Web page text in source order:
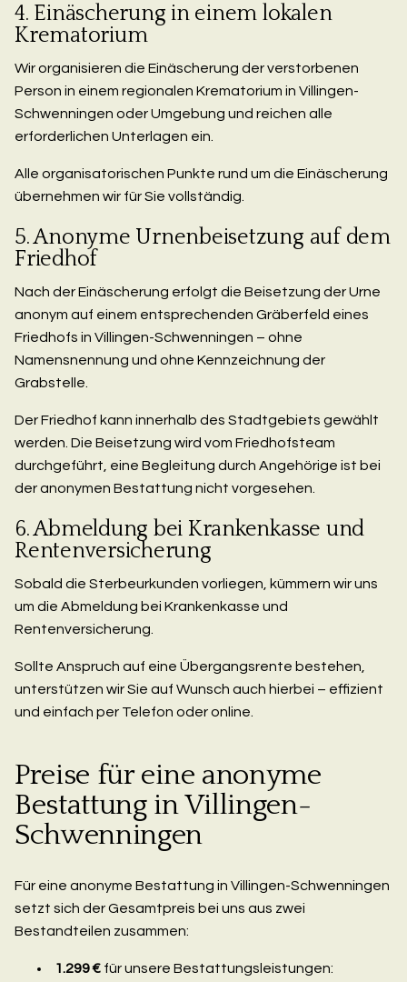
4. Einäscherung in einem lokalen
Krematorium
Wir organisieren die Einäscherung der verstorbenen
Person in einem regionalen Krematorium in Villingen-
Schwenningen oder Umgebung und reichen alle
erforderlichen Unterlagen ein.
Alle organisatorischen Punkte rund um die Einäscherung
übernehmen wir für Sie vollständig.
5. Anonyme Urnenbeisetzung auf dem
Friedhof
Nach der Einäscherung erfolgt die Beisetzung der Urne
anonym auf einem entsprechenden Gräberfeld eines
Friedhofs in Villingen-Schwenningen – ohne
Namensnennung und ohne Kennzeichnung der
Grabstelle.
Der Friedhof kann innerhalb des Stadtgebiets gewählt
werden. Die Beisetzung wird vom Friedhofsteam
durchgeführt, eine Begleitung durch Angehörige ist bei
der anonymen Bestattung nicht vorgesehen.
6. Abmeldung bei Krankenkasse und
Rentenversicherung
Sobald die Sterbeurkunden vorliegen, kümmern wir uns
um die Abmeldung bei Krankenkasse und
Rentenversicherung.
Sollte Anspruch auf eine Übergangsrente bestehen,
unterstützen wir Sie auf Wunsch auch hierbei – effizient
und einfach per Telefon oder online.
Preise für eine anonyme
Bestattung in Villingen-
Schwenningen
Für eine anonyme Bestattung in Villingen-Schwenningen
setzt sich der Gesamtpreis bei uns aus zwei
Bestandteilen zusammen:
1.299 € für unsere Bestattungsleistungen: